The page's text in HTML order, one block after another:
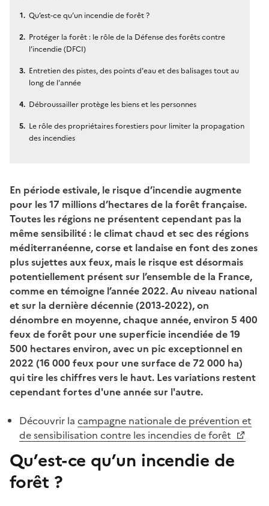
Qu’est-ce qu’un incendie de forêt ?
Protéger la forêt : le rôle de la Défense des forêts contre
l’incendie (DFCI)
Entretien des pistes, des points d'eau et des balisages tout au
long de l'année
Débroussailler protège les biens et les personnes
Le rôle des propriétaires forestiers pour limiter la propagation
des incendies
En période estivale, le risque d’incendie augmente
pour les 17 millions d’hectares de la forêt française.
Toutes les régions ne présentent cependant pas la
même sensibilité : le climat chaud et sec des régions
méditerranéenne, corse et landaise en font des zones
plus sujettes aux feux, mais le risque est désormais
potentiellement présent sur l’ensemble de la France,
comme en témoigne l’année 2022. Au niveau national
et sur la dernière décennie (2013-2022), on
dénombre en moyenne, chaque année, environ 5 400
feux de forêt pour une superficie incendiée de 19
500 hectares environ, avec un pic exceptionnel en
2022 (16 000 feux pour une surface de 72 000 ha)
qui tire les chiffres vers le haut. Les variations restent
cependant fortes d'une année sur l'autre.
Découvrir la campagne nationale de prévention et
de sensibilisation contre les incendies de forêt
Qu’est-ce qu’un incendie de
forêt ?